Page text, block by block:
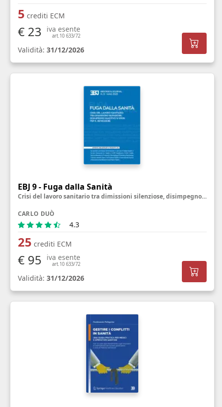
5 crediti ECM
€ 23 iva esente
art.10 633/72
Validità: 31/12/2026
EBJ 9 - Fuga dalla Sanità
Crisi del lavoro sanitario tra dimissioni silenziose, disimpegno emotivo e sfide per il benessere
CARLO DUÒ
4.3
25 crediti ECM
€ 95 iva esente
art.10 633/72
Validità: 31/12/2026